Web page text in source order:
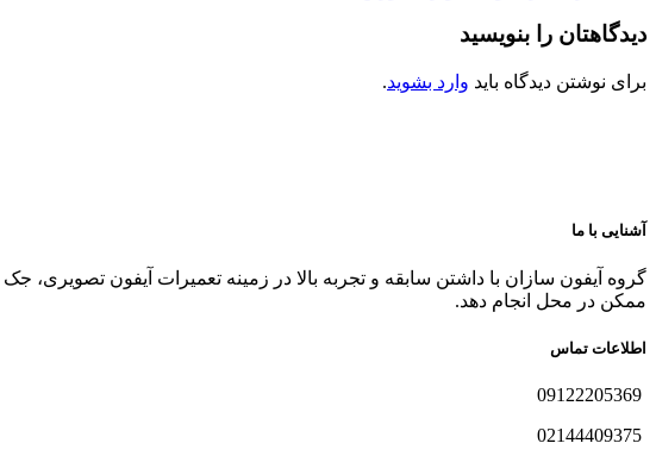
دیدگاهتان را بنویسید
برای نوشتن دیدگاه باید وارد بشوید.
آشنایی با ما
گروه آیفون سازان با داشتن سابقه و تجربه بالا در زمینه تعمیرات آیفون تصویری،
ممکن در محل انجام دهد.
اطلاعات تماس